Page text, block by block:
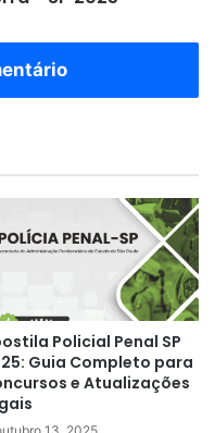
Policial Penal SP
Guia Completo para
e Atualizações